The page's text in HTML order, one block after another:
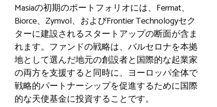
Masiaの初期のポートフォリオには、Fermat、
Biorce、Zymvol、およびFrontier Technologyセク
ターに建設されるスタートアップの断面が含ま
れます。ファンドの戦略は、バルセロナを本拠
地として選んだ地元の創設者と国際的な起業家
の両方を支援すると同時に、ヨーロッパ全体で
戦略的パートナーシップを促進するために国際
的な天使基金に投資することです。